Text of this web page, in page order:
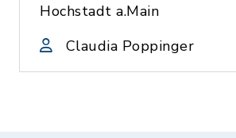
Hochstadt a.Main
Claudia Poppinger